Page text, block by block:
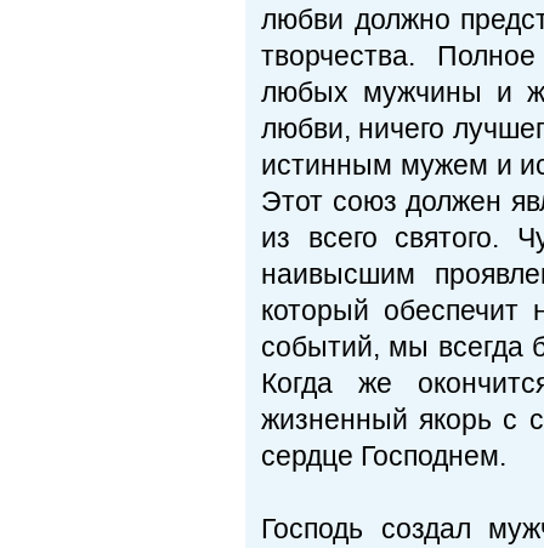
любви должно
творчества.
любых мужчины и
любви, ничего
истинным мужем и
Этот союз должен
из всего святого.
наивысшим
который обеспечит
событий, мы всегда
Когда же
жизненный якорь с
сердце Господнем.
Господь создал